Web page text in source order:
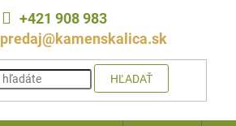
+421 908 983
predaj@kamenskalica.sk
HĽADAŤ